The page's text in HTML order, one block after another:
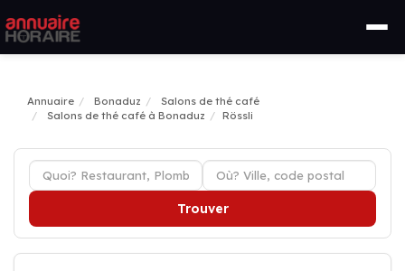
Annuaire Bonaduz
Salons de thé café
Salons de thé café à Bonaduz
Rössli
Trouver